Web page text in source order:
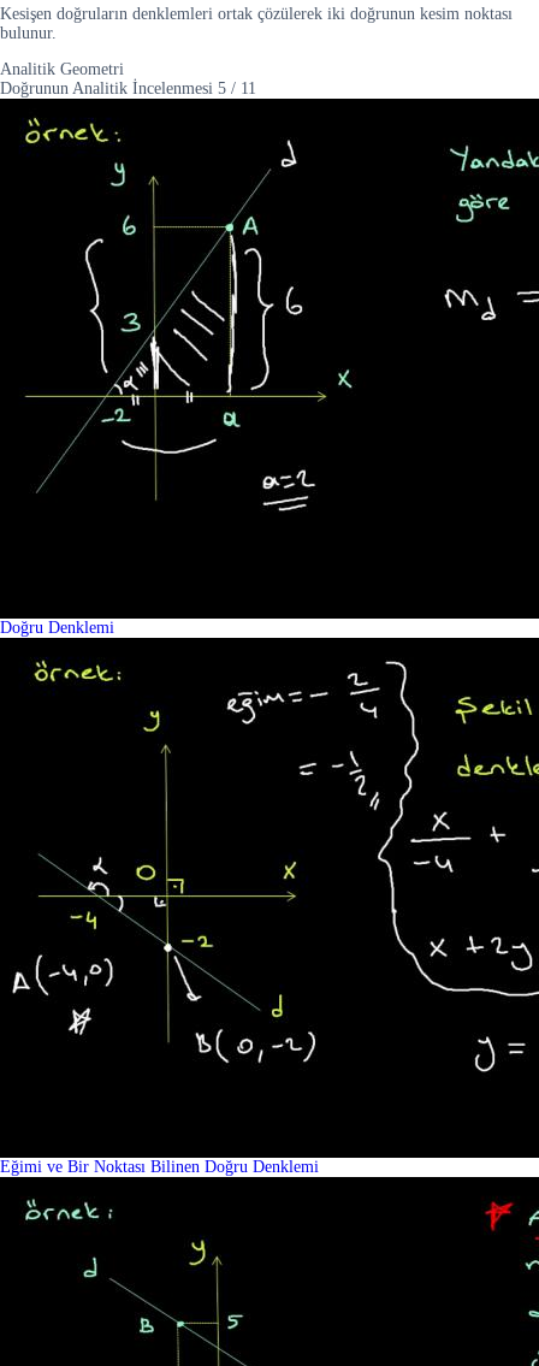
Kesişen doğruların denklemleri ortak çözülerek iki doğrunun kesim noktası
bulunur.
Analitik Geometri
Doğrunun Analitik İncelenmesi 5 / 11
Doğru Denklemi
Eğimi ve Bir Noktası Bilinen Doğru Denklemi